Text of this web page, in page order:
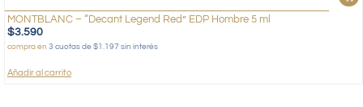
MONTBLANC – “Decant Legend Red” EDP Hombre 5 ml
$3.590
compra en 3 cuotas de $1.197 sin interés
Añadir al carrito